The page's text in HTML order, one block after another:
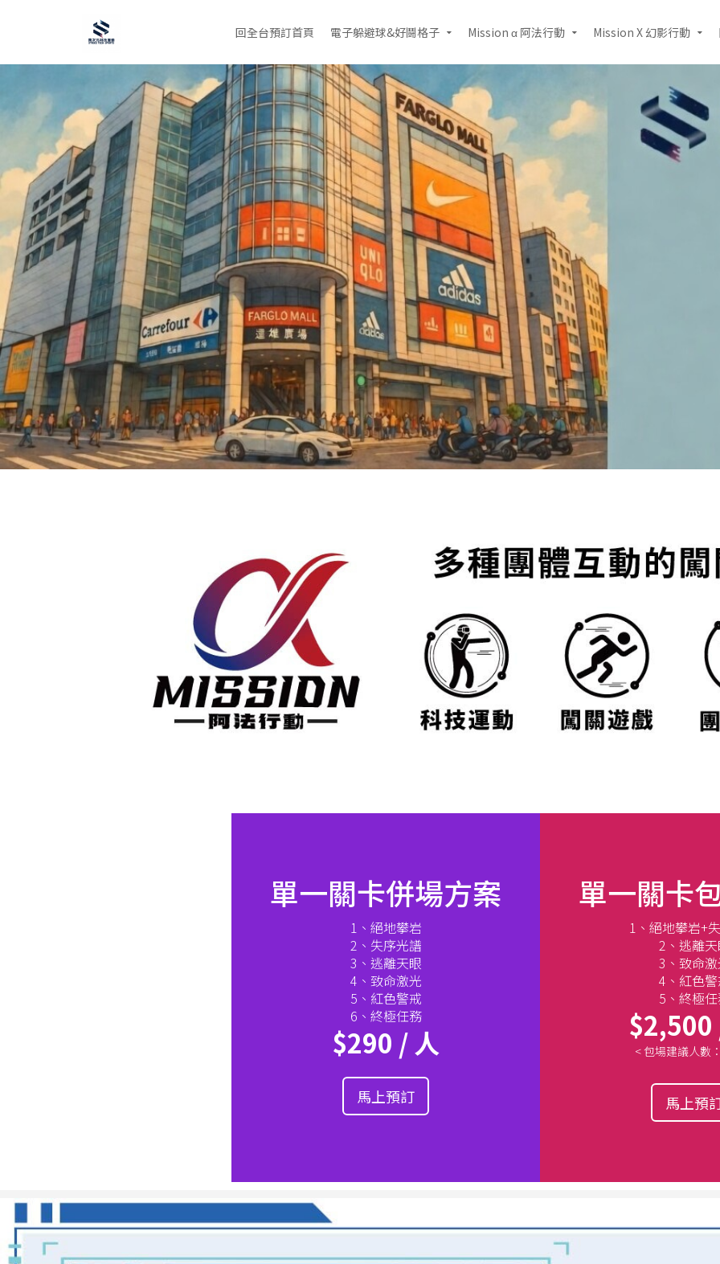
回全台預訂首頁 電子躲避球&好鬪格子 Mission α 阿法行動 Mission X 幻影行動
單一關卡併場方案
1、絕地攀岩
2、失序光譜
3、逃離天眼
4、致命激光
5、紅色警戒
6、終極任務
$290 / 人
馬上預訂
單一關卡
1、絕地攀岩+
2、逃離
3、致命
4、紅色
5、終極
$2,500
< 包場建議人數
馬上預